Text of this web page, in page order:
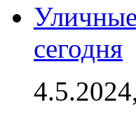
сегодня